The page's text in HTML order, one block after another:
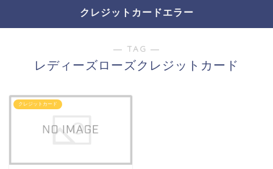
クレジットカードエラー
― TAG ―
レディーズローズクレジットカード
クレジットカード